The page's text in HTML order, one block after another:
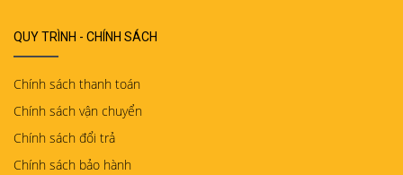
QUY TRÌNH - CHÍNH SÁCH
Chính sách thanh toán
Chính sách vận chuyển
Chính sách đổi trả
Chính sách bảo hành